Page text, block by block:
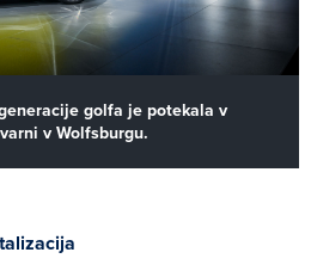
golfa je potekala v
v Wolfsburgu.